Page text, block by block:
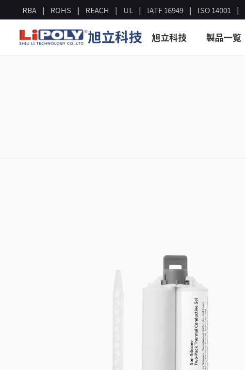
RBA ROHS REACH UL IATF 16949 ISO 14001
旭立科技 旭立科技 製品一覧